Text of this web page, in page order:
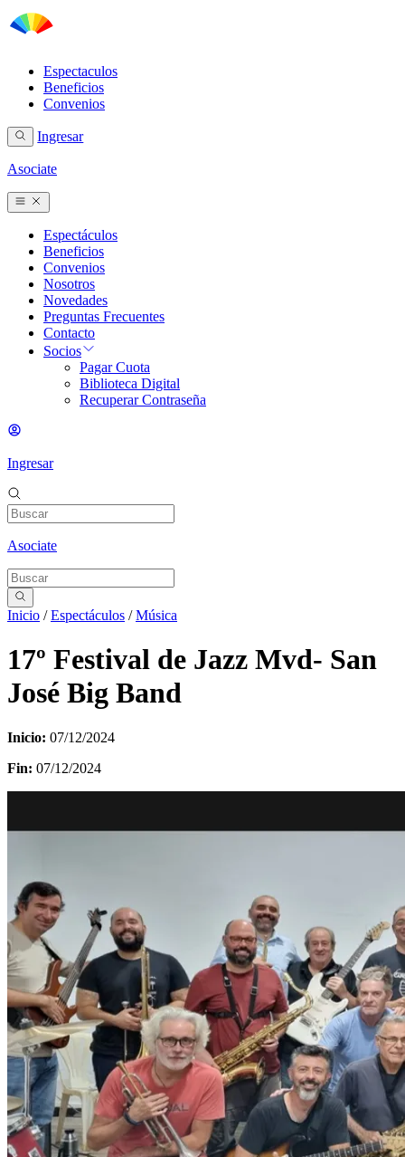
Espectaculos
Beneficios
Convenios
Ingresar
Asociate
Espectáculos
Beneficios
Convenios
Nosotros
Novedades
Preguntas Frecuentes
Contacto
Socios
Pagar Cuota
Biblioteca Digital
Recuperar Contraseña
Ingresar
Asociate
Inicio /Espectáculos /Música
17º Festival de Jazz Mvd- San
José Big Band
Inicio: 07/12/2024
Fin: 07/12/2024